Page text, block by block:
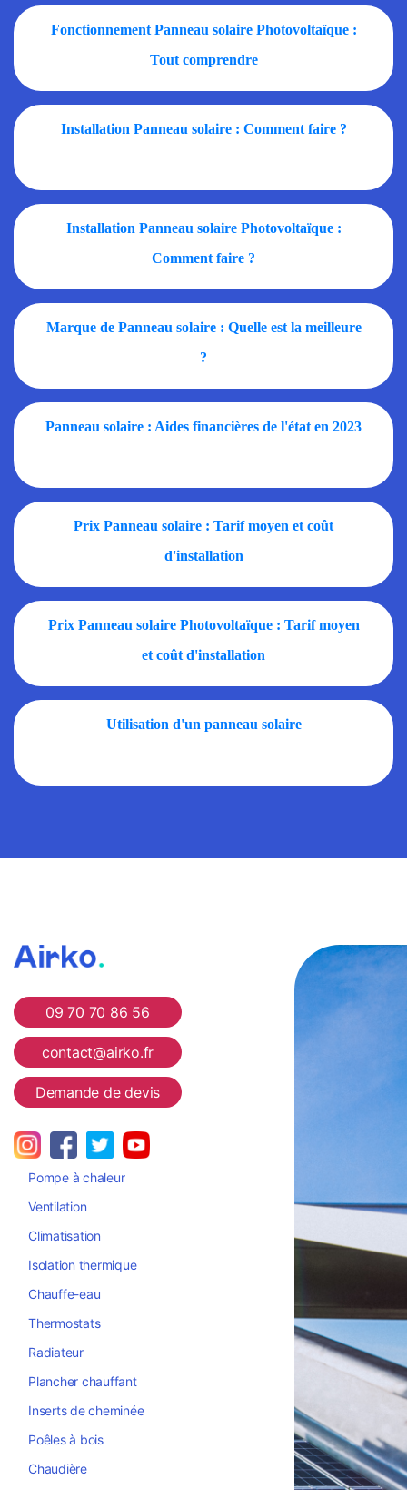
Fonctionnement Panneau solaire Photovoltaïque :
Tout comprendre
Installation Panneau solaire : Comment faire ?
Installation Panneau solaire Photovoltaïque :
Comment faire ?
Marque de Panneau solaire : Quelle est la meilleure
?
Panneau solaire : Aides financières de l'état en 2023
Prix Panneau solaire : Tarif moyen et coût
d'installation
Prix Panneau solaire Photovoltaïque : Tarif moyen
et coût d'installation
Utilisation d'un panneau solaire
Airko09 70 70 86 56
contact@airko.fr
Demande de devis
Pompe à chaleur
Ventilation
Climatisation
Isolation thermique
Chauffe-eau
Thermostats
Radiateur
Plancher chauffant
Inserts de cheminée
Poêles à bois
Chaudière